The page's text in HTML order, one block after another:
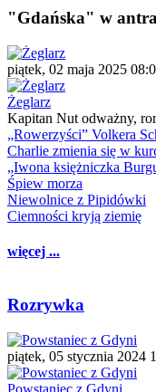
"Gdańska" w
piątek, 02 maja 2025
Żeglarz
Kapitan Nut odważny,
„Rowerzyści” Volkera
Charlie zmienia się w
„Iwona księżniczka
Śpiew morza
Niewolnice z Pipidówki
Ciemności kryją ziemię
więcej ...
Rozrywka
piątek, 05 stycznia 2024
Powstaniec z Gdyni